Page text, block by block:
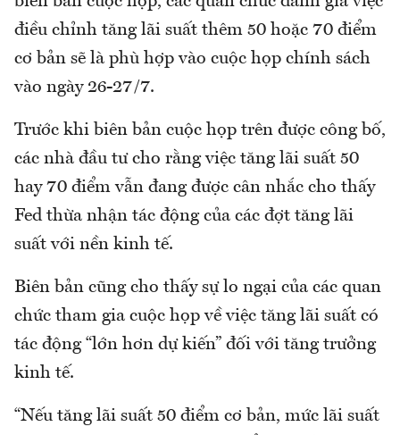
điều chỉnh tăng lãi suất thêm 50 hoặc 70 điểm
cơ bản sẽ là phù hợp vào cuộc họp chính sách
vào ngày 26-27/7.
Trước khi biên bản cuộc họp trên được công bố,
các nhà đầu tư cho rằng việc tăng lãi suất 50
hay 70 điểm vẫn đang được cân nhắc cho thấy
Fed thừa nhận tác động của các đợt tăng lãi
suất với nền kinh tế.
Biên bản cũng cho thấy sự lo ngại của các quan
chức tham gia cuộc họp về việc tăng lãi suất có
tác động “lớn hơn dự kiến” đối với tăng trưởng
kinh tế.
“Nếu tăng lãi suất 50 điểm cơ bản, mức lãi suất